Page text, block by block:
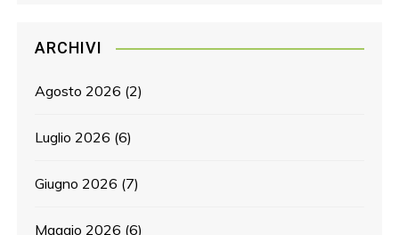
ARCHIVI
Agosto 2026 (2)
Luglio 2026 (6)
Giugno 2026 (7)
Maggio 2026 (6)